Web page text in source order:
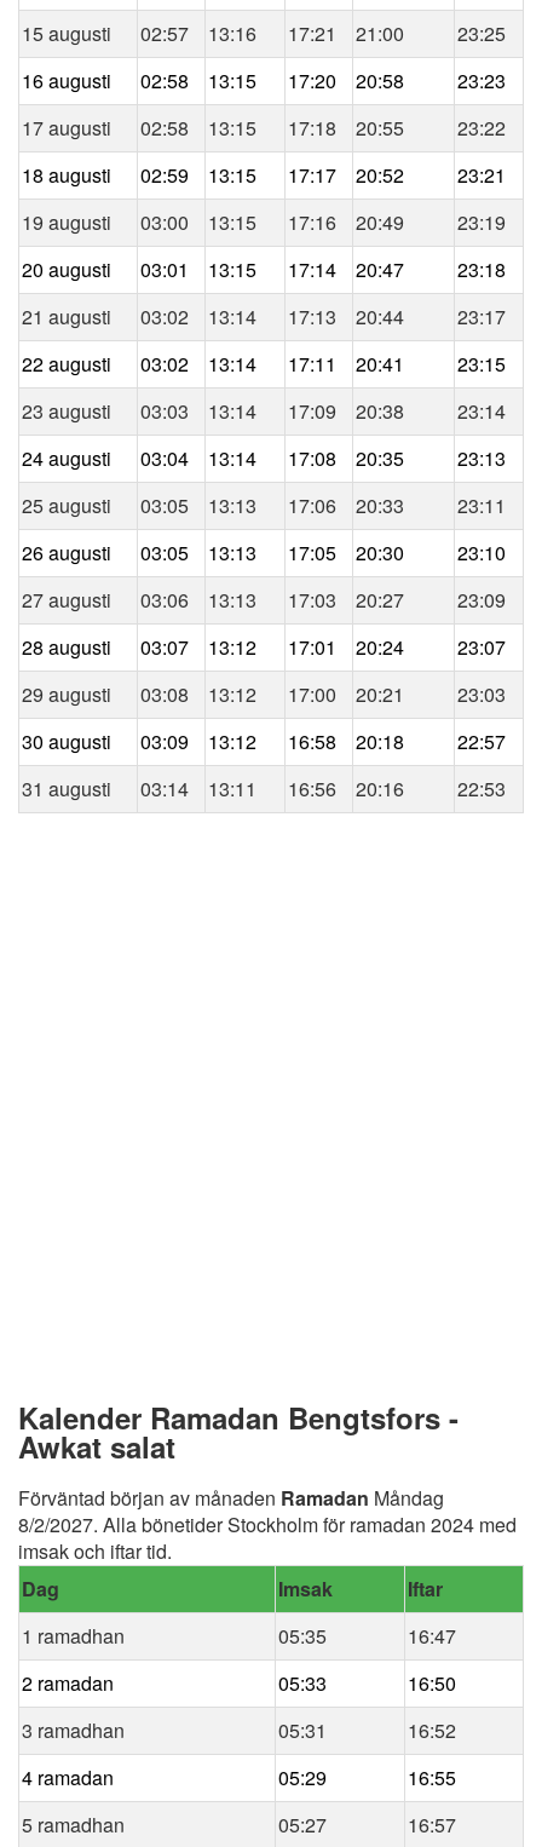
15 augusti 02:57 13:16 17:21 21:00
23:25
16 augusti
02:58 13:15 17:20 20:58
23:23
17 augusti
02:58 13:15 17:18 20:55
23:22
18 augusti
02:59 13:15 17:17 20:52
23:21
19 augusti
03:00 13:15 17:16 20:49
23:19
20 augusti
03:01 13:15 17:14 20:47
23:18
21 augusti
03:02 13:14 17:13 20:44
23:17
22 augusti
03:02 13:14 17:11 20:41
23:15
23 augusti
03:03 13:14 17:09 20:38
23:14
24 augusti
03:04 13:14 17:08 20:35
23:13
25 augusti
03:05 13:13 17:06 20:33
23:11
26 augusti
03:05 13:13 17:05 20:30
23:10
27 augusti
03:06 13:13 17:03 20:27
23:09
28 augusti
03:07 13:12 17:01 20:24
23:07
29 augusti
03:08 13:12 17:00 20:21
23:03
30 augusti
03:09 13:12 16:58 20:18
22:57
31 augusti
03:14 13:11 16:56 20:16 22:53
Kalender Ramadan Bengtsfors -
Awkat salat
Förväntad början av månaden Ramadan Måndag
8/2/2027. Alla bönetider Stockholm för ramadan 2024 med
imsak och iftar tid.
Dag
Imsak
Iftar
1 ramadhan
05:35
16:47
2 ramadan
05:33
16:50
3 ramadhan
05:31
16:52
4 ramadan
05:29
16:55
5 ramadhan
05:27
16:57